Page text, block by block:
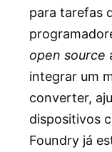
para tarefas
open source
integrar um
converter,
dispositivos
Foundry já